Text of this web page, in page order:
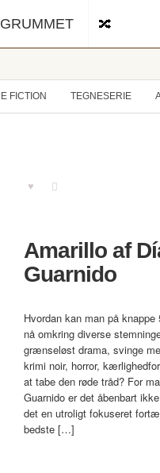
FICTION TEGNESERIE
Amarillo af
Guarnido
Hvordan kan man på knappe
nå omkring diverse
grænseløst drama, svinge
krimi noir, horror,
at tabe den røde tråd? For
Guarnido er det åbenbart
det en utroligt fokuseret
bedste […]